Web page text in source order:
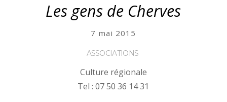
Les gens de Cherves
7 mai 2015
ASSOCIATIONS
Culture régionale
Tel : 07 50 36 14 31